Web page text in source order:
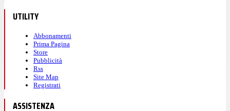
UTILITY
Abbonamenti
Prima Pagina
Store
Pubblicità
Rss
Site Map
Registrati
ASSISTENZA